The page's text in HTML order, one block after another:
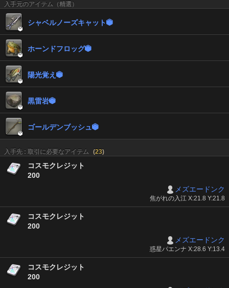
入手元のアイテム（精選）

シャベルノーズキャット

ホーンドフロッグ

陽光覚え 

黒雷岩

ゴールデンブッシュ
入手先 : 取引に必要なアイテム (23)
コスモクレジット
200
メズエードンク
焦がれの入江 X:21.8 Y:21.8
コスモクレジット
200
メズエードンク
惑星パエンナ X:28.6 Y:13.4
コスモクレジット
200